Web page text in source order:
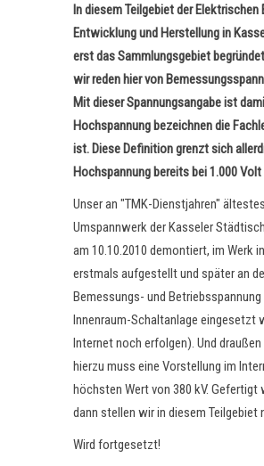
In diesem Teilgebiet der
Entwicklung und Herstellung in
erst das Sammlungsgebiet
wir reden hier von
Mit dieser Spannungsangabe ist
Hochspannung bezeichnen die
ist. Diese Definition grenzt sich
Hochspannung bereits bei 1.000 Volt
Unser an "TMK-Dienstjahren"
Umspannwerk der Kasseler
am 10.10.2010 demontiert, im Werk
erstmals aufgestellt und später an
Bemessungs- und
Innenraum-Schaltanlage eingesetzt
Internet noch erfolgen). Und
hierzu muss eine Vorstellung im
höchsten Wert von 380 kV. Gefertigt
dann stellen wir in diesem
Wird fortgesetzt!